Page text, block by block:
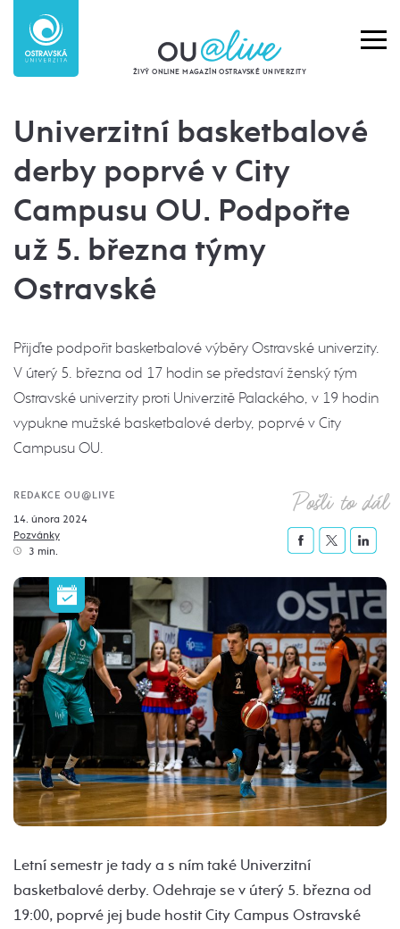
ŽIVÝ ONLINE MAGAZÍN OSTRAVSKÉ UNIVERZITY
Univerzitní basketbalové
derby poprvé v City
Campusu OU. Podpořte
už 5. března týmy
Ostravské
Přijďte podpořit basketbalové výběry Ostravské univerzity.
V úterý 5. března od 17 hodin se představí ženský tým
Ostravské univerzity proti Univerzitě Palackého, v 19 hodin
vypukne mužské basketbalové derby, poprvé v City
Campusu OU.
REDAKCE OU@LIVE
14. února 2024
Pozvánky
3 min.
Pošli to dál
Letní semestr je tady a s ním také Univerzitní
basketbalové derby. Odehraje se v úterý 5. března od
19:00, poprvé jej bude hostit City Campus Ostravské